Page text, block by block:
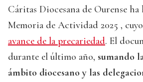
Cáritas Diocesana de Ourense
Memoria de Actividad 2025 ,
avance de la precariedad. El
durante el último año, sumando
ámbito diocesano y las